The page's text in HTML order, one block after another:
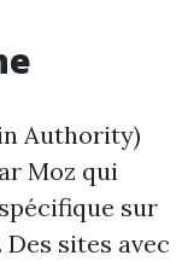
Authority)
Moz qui
sur
sites avec